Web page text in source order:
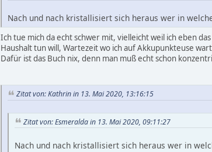
Nach und nach kristallisiert sich heraus wer in
Ich tue mich da echt schwer mit, vielleicht weil ich eben
Haushalt tun will, Wartezeit wo ich auf Akkupunkteuse
Dafür ist das Buch nix, denn man muß echt schon
Zitat von: Kathrin in 13. Mai 2020, 13:16:15
Zitat von: Esmeralda in 13. Mai 2020, 09:11:27
Nach und nach kristallisiert sich heraus wer in